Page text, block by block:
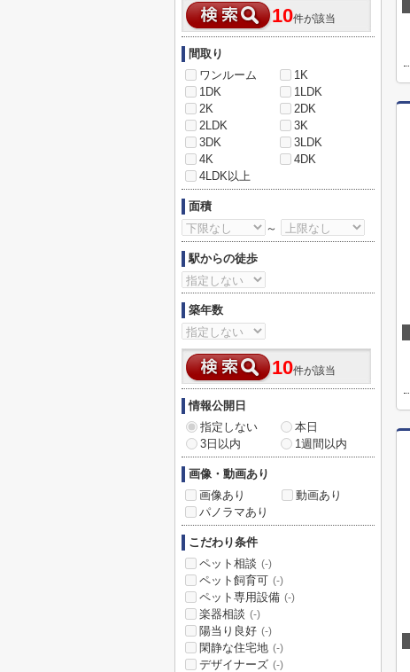
10件が該当
間取り
ワンルーム
1K
1DK
1LDK
2K
2DK
2LDK
3K
3DK
3LDK
4K
4DK
4LDK以上
面積
～
駅からの徒歩
築年数
10件が該当
情報公開日
指定しない
本日
3日以内
1週間以内
画像・動画あり
画像あり
動画あり
パノラマあり
こだわり条件
ペット相談 (-)
ペット飼育可 (-)
ペット専用設備 (-)
楽器相談 (-)
陽当り良好 (-)
閑静な住宅地 (-)
デザイナーズ (-)